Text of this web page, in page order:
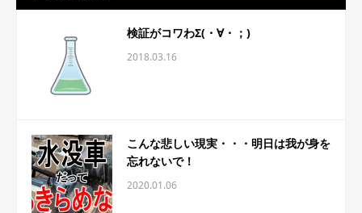
検証がコワわΣ(・∀・；)
2018.03.16
こんな悲しい現実・・・明日は我が身を
忘れないで！
2020.01.06